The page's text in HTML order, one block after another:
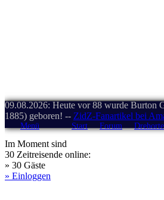
09.08.2026: Heute vor 88 wurde Burton
1885) geboren! -- ZidZ-Fanartikel bei
Menü Start Forum Drehorte
Im Moment sind
30 Zeitreisende online:
» 30 Gäste
» Einloggen